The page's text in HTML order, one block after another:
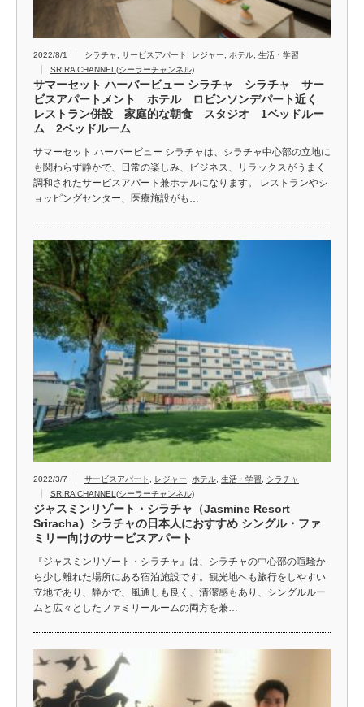
2022/8/1 シラチャ サービスアパート レジャー ホテル 生活・学習
SRIRA CHANNEL(シーラーチャンネル)
サマーセット ハーバービュー シラチャ シラチャ サー
ビスアパートメント ホテル ロビンソンデパート近く
レストラン併設 家庭的な朝食 スタジオ 1ベッドルー
ム 2ベッドルーム
サマーセット ハーバービュー シラチャは、シラチャ中心部の立地に
も関わらず静かで、日常の楽しみ、ビジネス、リラックスがうまく
調和されたサービスアパート兼ホテルになります。 レストランやシ
ョッピングセンター、医療施設がも…
2022/3/7 サービスアパート レジャー ホテル 生活・学習
シラチャ
SRIRA CHANNEL(シーラーチャンネル)
ジャスミンリゾート・シラチャ（Jasmine Resort
Sriracha）シラチャの日本人におすすめ シングル・ファ
ミリー向けのサービスアパート
『ジャスミンリゾート・シラチャ』は、シラチャの中心部の喧騒か
ら少し離れた場所にある宿泊施設です。観光地へも旅行をしやすい
立地であり、静かで、風通しも良く、清潔感もあり、シングルルー
ムと広々としたファミリールームの両方を兼…